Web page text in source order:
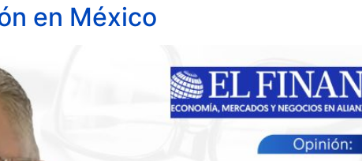
en México